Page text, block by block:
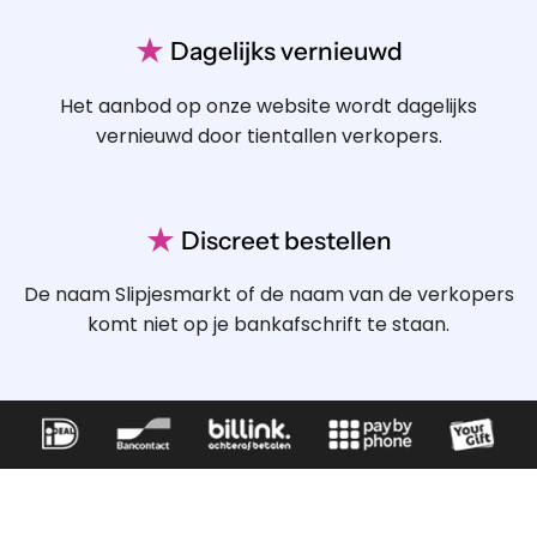
★ Dagelijks vernieuwd
Het aanbod op onze website wordt dagelijks
vernieuwd door tientallen verkopers.
★ Discreet bestellen
De naam Slipjesmarkt of de naam van de verkopers
komt niet op je bankafschrift te staan.